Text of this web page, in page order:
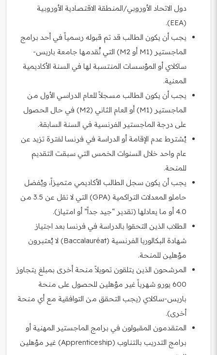
دول الاتحاد الأوروبي/المنطقة الاقتصادية الأوروبية
(EEA).
يجب أن يكون الطالب قد تم قبوله رسمياً في أحد برامج
الماجستير (M1 أو M2) التي تُقدمها جامعة باريس-
ساكلاي أو المؤسسات المنتسبة لها في السنة الأكاديمية
المعنية.
يجب أن يكون الطالب مسجلاً للعام الدراسي الأول من
الماجستير (M1) أو العام الثاني (M2) في حال الحصول
على درجة الماجستير الفرنسية في السنة السابقة.
يُشترط عدم الإقامة أو الدراسة في فرنسا لفترة تزيد عن
عام واحد خلال السنوات الخمس التي سبقت التقديم
للمنحة.
يجب أن يكون سجل الطالب الأكاديمي متميزاً، ويُفضل
حاملو المعدلات التراكمية (GPA) التي لا تقل عن 3.5 من
4.0 أو ما يعادلها (تقدير “جيد جداً” أو امتياز).
الطلاب الذين التحقوا بالدراسة في فرنسا بعد اجتياز
شهادة البكالوريا الفرنسية (Baccalauréat) لا يُعتبرون
مؤهلين للمنحة.
المرشحون الذين يتلقون تمويلاً منحة أخرى بمبلغ يتجاوز
600 يورو شهرياً غير مؤهلين للحصول على منحة
باريس-ساكلاي (يجب التحقق من التوافقية مع أي منحة
أخرى).
المتقدمون المقبولون في برامج الماجستير المهنية أو
برامج التدريب بالتناوب (Apprenticeship) غير مؤهلين